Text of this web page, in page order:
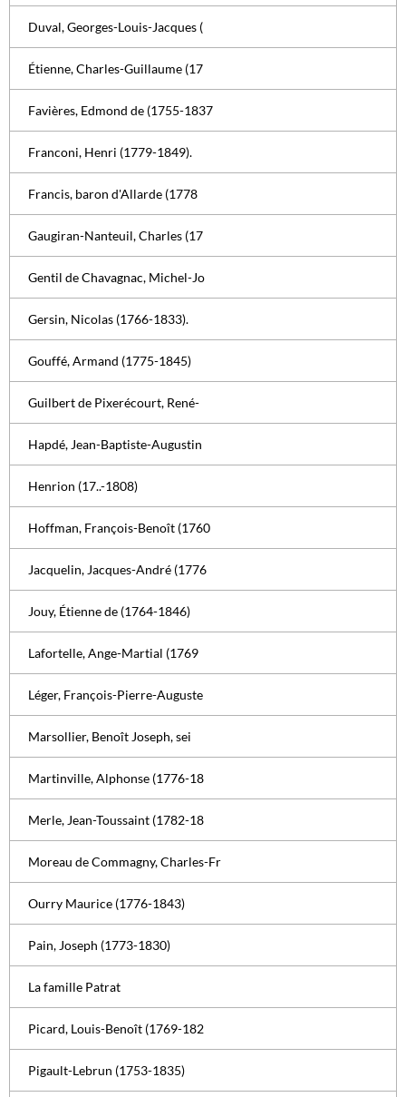
Duval, Georges-Louis-Jacques (
Étienne, Charles-Guillaume (17
Favières, Edmond de (1755-1837
Franconi, Henri (1779-1849).
Francis, baron d'Allarde (1778
Gaugiran-Nanteuil, Charles (17
Gentil de Chavagnac, Michel-Jo
Gersin, Nicolas (1766-1833).
Gouffé, Armand (1775-1845)
Guilbert de Pixerécourt, René-
Hapdé, Jean-Baptiste-Augustin
Henrion (17..-1808)
Hoffman, François-Benoît (1760
Jacquelin, Jacques-André (1776
Jouy, Étienne de (1764-1846)
Lafortelle, Ange-Martial (1769
Léger, François-Pierre-Auguste
Marsollier, Benoît Joseph, sei
Martinville, Alphonse (1776-18
Merle, Jean-Toussaint (1782-18
Moreau de Commagny, Charles-Fr
Ourry Maurice (1776-1843)
Pain, Joseph (1773-1830)
La famille Patrat
Picard, Louis-Benoît (1769-182
Pigault-Lebrun (1753-1835)